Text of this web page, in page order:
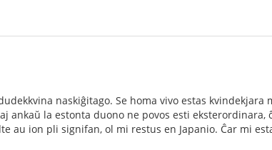
naskiĝitago. Se homa vivo estas
ankaŭ la estonta duono ne povos esti
au ion pli signifan, ol mi restus en Japanio. Ĉar mi